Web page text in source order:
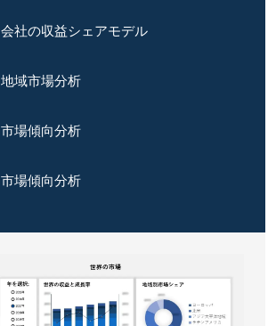
会社の収益シェアモデル
地域市場分析
市場傾向分析
市場傾向分析